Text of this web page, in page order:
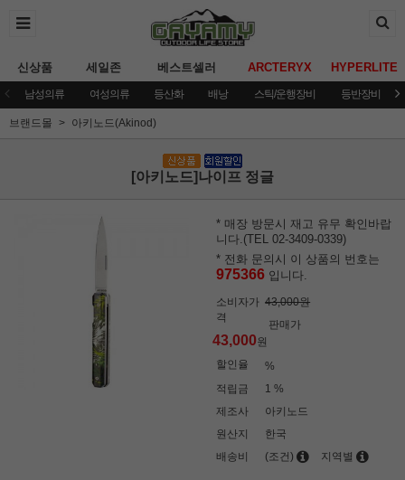
신상품 세일존 베스트셀러 ARCTERYX HYPERLITE
남성의류 여성의류 등산화 배낭 스틱/운행장비 등반장비
브랜드몰 아키노드(Akinod)
[아키노드]나이프 정글
* 매장 방문시 재고 유무 확인바랍
니다.(TEL 02-3409-0339)
* 전화 문의시 이 상품의 번호는
975366 입니다.
소비자가
격
43,000원
판매가
43,000원
할인율
%
적립금
1 %
제조사
아키노드
원산지
한국
배송비
(조건) 지역별